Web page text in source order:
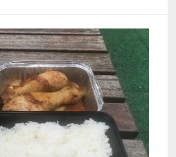
；涉多項空頭支票、加重詐騙
在15年6月份的時候，有事主
協議書，由於涉案公司的聲譽
有足夠能力退回本金。 當中，
內的利息約為16%，公司會先
的支票給該人士； 金額分別為
每月兌換一張利息支票，直到
金支票。 剛開始的時候，該
支票時，都可以成功兌換，但
息支票時，卻被銀行ldquo;彈
青年男子，更有學生墮入援交
接一名大學生再墮ldquo;點數
生墮援交陷阱 據悉，在上月
學生在網上認識一名女子，交
供ldquo;性服務rdquo;。 事
環馬路某單位進行性交易。不
的前提就是，要求該名大學生
女子要求大學生前往便利店購
肉金rdquo;。 色字頭上一把